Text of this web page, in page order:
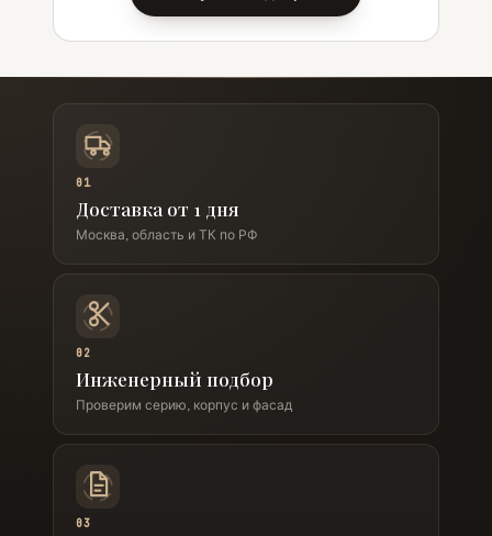
01
Доставка от 1 дня
Москва, область и ТК по РФ
02
Инженерный подбор
Проверим серию, корпус и фасад
03